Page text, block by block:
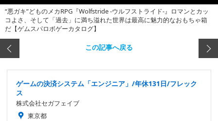
“悪ガキ”どものメカRPG『Wolfstride -ウルフストライド-』ロマンとカッ
コよさ、そして「過去」に満ち溢れた世界は最高に魅力的なおもちゃ箱
だ【ゲムスパロボゲーカタログ】
この記事へ戻る
ゲームの決済システム「エンジニア」/年休131日/フレック
ス
株式会社セガフェイブ
東京都